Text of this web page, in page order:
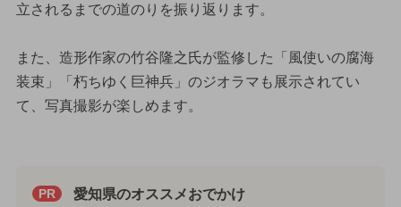
立されるまでの道のりを振り返ります。
また、造形作家の竹谷隆之氏が監修した「風使いの腐海
装束」「朽ちゆく巨神兵」のジオラマも展示されてい
て、写真撮影が楽しめます。
PR 愛知県のオススメおでかけ